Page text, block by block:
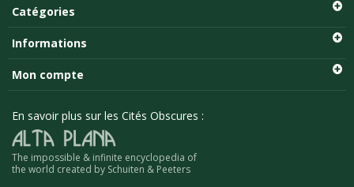
Catégories
Informations
Mon compte
En savoir plus sur les Cités Obscures :
The impossible & infinite encyclopedia of
the world created by Schuiten & Peeters